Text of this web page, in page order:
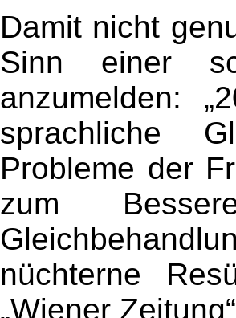
Damit nicht
Sinn einer
anzumelden:
sprachliche
Probleme der
zum
nüchterne
„Wiener